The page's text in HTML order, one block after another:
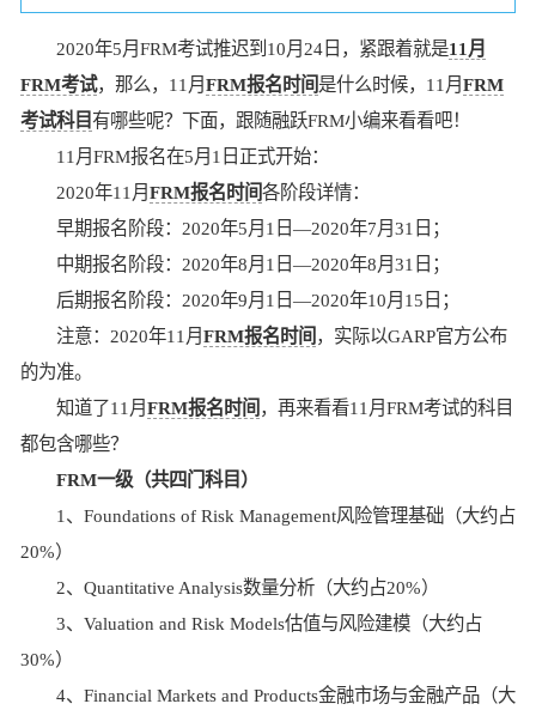
2020年5月FRM考试推迟到10月24日，紧跟着就是11月
FRM考试，那么，11月FRM报名时间 是什么时候，11月FRM
考试科目有哪些呢？下面，跟随融跃FRM小编来看看吧！
11月FRM报名在5月1日正式开始：
2020年11月FRM报名时间各阶段详情：
早期报名阶段：2020年5月1日—2020年7月31日；
中期报名阶段：2020年8月1日—2020年8月31日；
后期报名阶段：2020年9月1日—2020年10月15日；
注意：2020年11月FRM报名时间 ，实际以GARP官方公布
的为准。
知道了11月FRM报名时间 ，再来看看11月FRM考试的科目
都包含哪些？
FRM一级（共四门科目）
1、Foundations of Risk Management风险管理基础（大约占
20%）
2、Quantitative Analysis数量分析（大约占20%）
3、Valuation and Risk Models估值与风险建模（大约占
30%）
4、Financial Markets and Products金融市场与金融产品（大